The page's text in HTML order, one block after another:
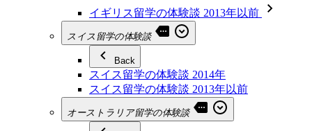
イギリス留学の体験談 2013年以前
スイス留学の体験談
Back
スイス留学の体験談 2014年
スイス留学の体験談 2013年以前
オーストラリア留学の体験談